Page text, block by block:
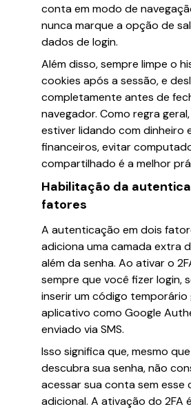
conta em modo de
nunca marque a opção de
dados de login.
Além disso, sempre limpe o
cookies após a sessão, e
completamente antes de
navegador. Como regra
estiver lidando com dinheiro
financeiros, evitar
compartilhado é a melhor
Habilitação da
fatores
A autenticação em dois
adiciona uma camada extra
além da senha. Ao ativar o
sempre que você fizer login,
inserir um código
aplicativo como Google
enviado via SMS.
Isso significa que, mesmo
descubra sua senha, não
acessar sua conta sem esse
adicional. A ativação do 2FA